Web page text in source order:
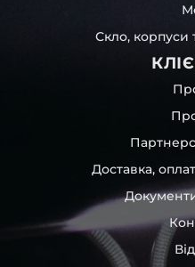
Скло, корпуси
Доставка,
Документи